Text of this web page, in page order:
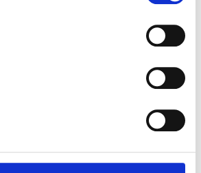
Snowy Ibiza